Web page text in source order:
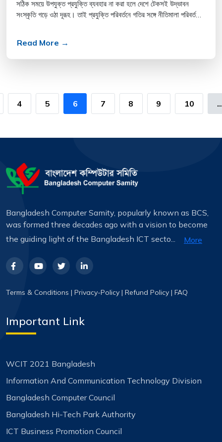
সঠিক সময়ে উপযুক্ত প্রযুক্তি ব্যবহার না করা হলে দেশে টেকসই উদ্ভাবন
সংস্কৃতি গড়ে ওঠা দূরূহ। তাই প্রযুক্তি পরিবর্তনে গতির সঙ্গে নীতিমালা পরিবর্তনের
Read More →
4 5 6 7 8 9 10
Bangladesh Computer Samity, popularly known as BCS,
was formed three decades ago with a vision to become
the guiding light of the Bangladesh ICT secto...
More
Terms & Conditions | Privacy-Policy | Refund Policy | FAQ
Important Link
WCIT 2021 Bangladesh
Information And Communication Technology Division
Bangladesh Computer Council
Bangladesh Hi-Tech Park Authority
ICT Business Promotion Council